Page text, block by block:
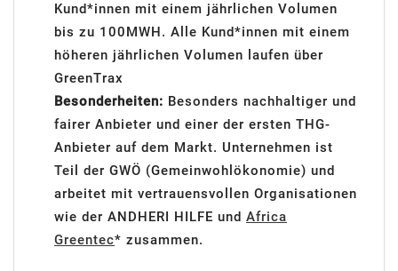
Kund*innen mit einem jährlichen Volumen
bis zu 100MWH. Alle Kund*innen mit einem
höheren jährlichen Volumen laufen über
GreenTrax
Besonderheiten: Besonders nachhaltiger und
fairer Anbieter und einer der ersten THG-
Anbieter auf dem Markt. Unternehmen ist
Teil der GWÖ (Gemeinwohlökonomie) und
arbeitet mit vertrauensvollen Organisationen
wie der ANDHERI HILFE und Africa
Greentec* zusammen.